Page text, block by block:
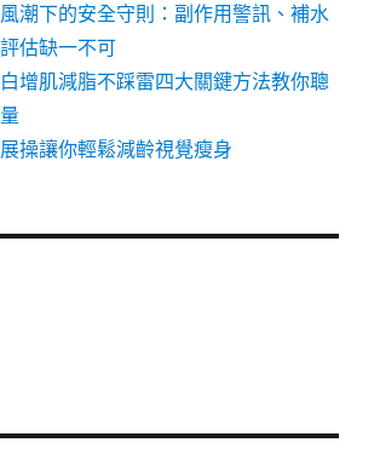
潮下的安全守則：副作用警訊、補水
估缺一不可
增肌減脂不踩雷四大關鍵方法教你聰
操讓你輕鬆減齡視覺瘦身